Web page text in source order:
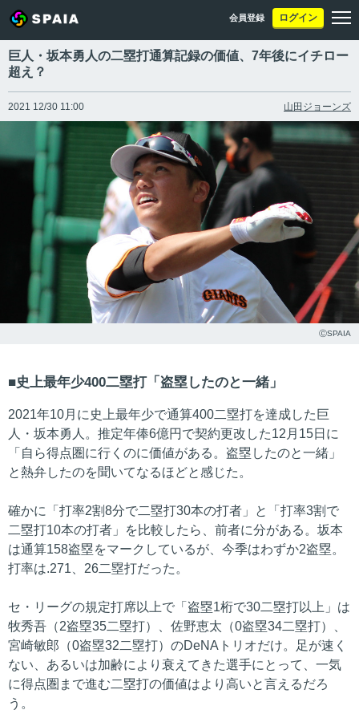
会員登録 ログイン
巨人・坂本勇人の二塁打通算記録の価値、7年後にイチロー
超え？
2021 12/30 11:00 山田ジョーンズ
ⒸSPAIA
史上最年少400二塁打「盗塁したのと一緒」
2021年10月に史上最年少で通算400二塁打を達成した巨
人・坂本勇人。推定年俸6億円で契約更改した12月15日に
「自ら得点圏に行くのに価値がある。盗塁したのと一緒」
と熱弁したのを聞いてなるほどと感じた。
確かに「打率2割8分で二塁打30本の打者」と「打率3割で
二塁打10本の打者」を比較したら、前者に分がある。坂本
は通算158盗塁をマークしているが、今季はわずか2盗塁。
打率は.271、26二塁打だった。
セ・リーグの規定打席以上で「盗塁1桁で30二塁打以上」は
牧秀吾（2盗塁35二塁打）、佐野恵太（0盗塁34二塁打）、
宮崎敏郎（0盗塁32二塁打）のDeNAトリオだけ。足が速く
ない、あるいは加齢により衰えてきた選手にとって、一気
に得点圏まで進む二塁打の価値はより高いと言えるだろ
う。